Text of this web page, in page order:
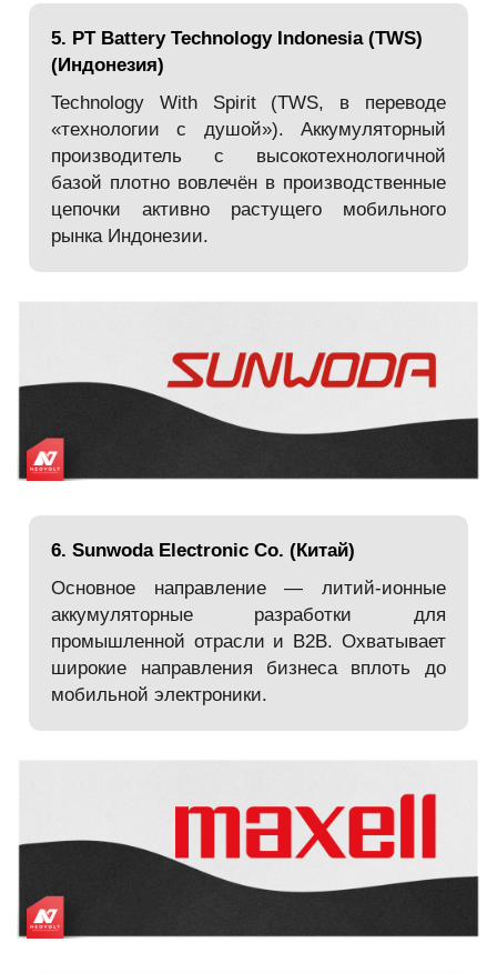
5. PT Battery Technology Indonesia (TWS)
(Индонезия)
Technology With Spirit (TWS, в переводе
«технологии с душой»). Аккумуляторный
производитель с высокотехнологичной
базой плотно вовлечён в производственные
цепочки активно растущего мобильного
рынка Индонезии.
6. Sunwoda Electronic Co. (Китай)
Основное направление — литий-ионные
аккумуляторные разработки для
промышленной отрасли и B2B. Охватывает
широкие направления бизнеса вплоть до
мобильной электроники.